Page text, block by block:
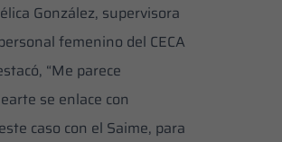
González, supervisora
femenino del CECA
“Me parece
se enlace con
caso con el Saime, para